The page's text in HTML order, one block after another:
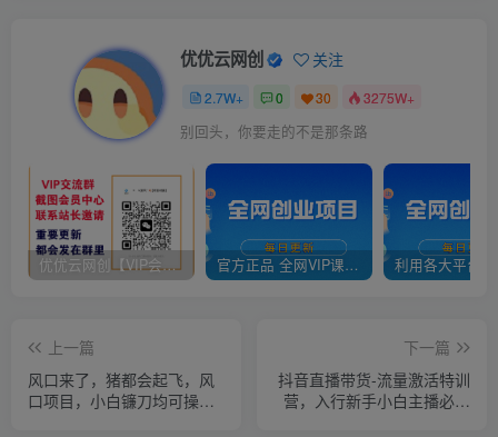
优优云网创 关注
2.7W+ 0 30 3275W+
别回头，你要走的不是那条路
优优云网创【VIP会员专属交流群】 官方正品 全网VIP课程 无损下载~
上一篇
风口来了，猪都会起飞，风
口项目，小白镰刀均可操
下一篇
抖音直播带货-流量激活特训
营，入行新手小白主播必学